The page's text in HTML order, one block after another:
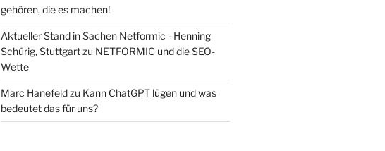
gehören, die es machen!
Aktueller Stand in Sachen Netformic - Henning
Schürig, Stuttgartzu NETFORMIC und die SEO-
Wette
Marc Hanefeldzu Kann ChatGPT lügen und was
bedeutet das für uns?